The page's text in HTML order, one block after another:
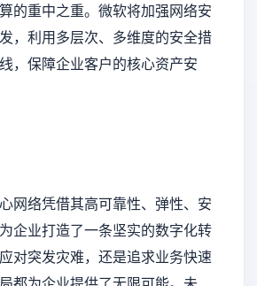
的重中之重。微软将加强网络安
，利用多层次、多维度的安全措
，保障企业客户的核心资产安
网络凭借其高可靠性、弹性、安
企业打造了一条坚实的数字化转
对突发灾难，还是追求业务快速